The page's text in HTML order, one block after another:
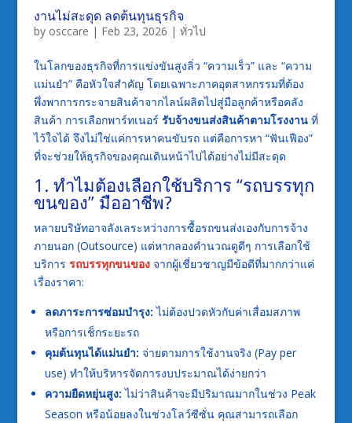
งานไม่สะดุด ลดต้นทุนธุรกิจ
by osccare | Feb 23, 2026 | ทั่วไป
ในโลกของธุรกิจที่การแข่งขันสูงลิ่ว “ความเร็ว” และ “ความ
แม่นยำ” คือหัวใจสำคัญ โดยเฉพาะภาคอุตสาหกรรมที่ต้อง
พึ่งพาการกระจายสินค้าจากไลน์ผลิตไปสู่มือลูกค้าหรือคลัง
สินค้า การเลือกพาร์ทเนอร์ รับจ้างขนส่งสินค้าตามโรงงานที่
ไว้ใจได้ จึงไม่ใช่แค่การหาคนขับรถ แต่คือการหา “ฟันเฟือง”
ที่จะช่วยให้ธุรกิจของคุณเดินหน้าไปได้อย่างไม่มีสะดุด
1. ทำไมต้องเลือกใช้บริการ “รถบรรทุก
ขนของ” มืออาชีพ?
หลายบริษัทอาจลังเลระหว่างการซื้อรถขนส่งเองกับการจ้าง
ภายนอก (Outsource) แต่หากลองคำนวณดูดีๆ การเลือกใช้
บริการ รถบรรทุกขนของจากผู้เชี่ยวชาญมีข้อดีที่มากกว่าแค่
เรื่องราคา:
ลดภาระการซ่อมบำรุง: ไม่ต้องปวดหัวกับค่าเสื่อมสภาพ
หรือการเช็กระยะรถ
คุมต้นทุนได้แม่นยำ: จ่ายตามการใช้งานจริง (Pay per
use) ทำให้บริหารจัดการงบประมาณได้ง่ายกว่า
ความยืดหยุ่นสูง: ไม่ว่าสินค้าจะมีปริมาณมากในช่วง Peak
Season หรือน้อยลงในช่วงโลว์ซีซั่น คุณสามารถเลือก